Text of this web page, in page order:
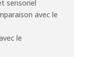
sensoriel
avec le
le